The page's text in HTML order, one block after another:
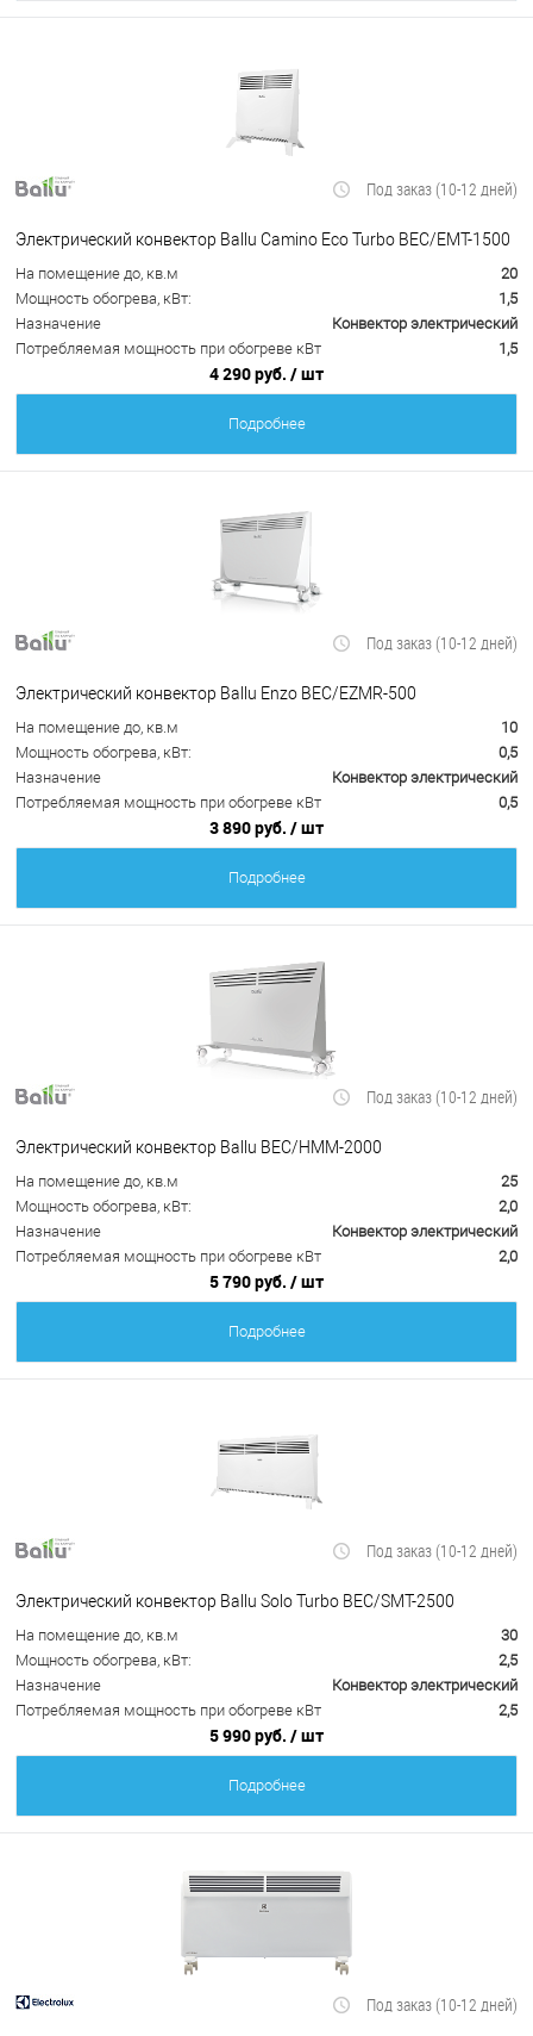
Под заказ (10-12 дней)
Электрический конвектор Ballu Camino Eco Turbo BEC/EMT-1500
На помещение до, кв.м
20
Мощность обогрева, кВт:
1,5
Назначение
Конвектор электрический
Потребляемая мощность при обогреве кВт
1,5
4 290 руб. / шт
Подробнее
Под заказ (10-12 дней)
Электрический конвектор Ballu Enzo BEC/EZMR-500
На помещение до, кв.м
10
Мощность обогрева, кВт:
0,5
Назначение
Конвектор электрический
Потребляемая мощность при обогреве кВт
0,5
3 890 руб. / шт
Подробнее
Под заказ (10-12 дней)
Электрический конвектор Ballu BEC/HMM-2000
На помещение до, кв.м
25
Мощность обогрева, кВт:
2,0
Назначение
Конвектор электрический
Потребляемая мощность при обогреве кВт
2,0
5 790 руб. / шт
Подробнее
Под заказ (10-12 дней)
Электрический конвектор Ballu Solo Turbo BEC/SMT-2500
На помещение до, кв.м
30
Мощность обогрева, кВт:
2,5
Назначение
Конвектор электрический
Потребляемая мощность при обогреве кВт
2,5
5 990 руб. / шт
Подробнее
Под заказ (10-12 дней)